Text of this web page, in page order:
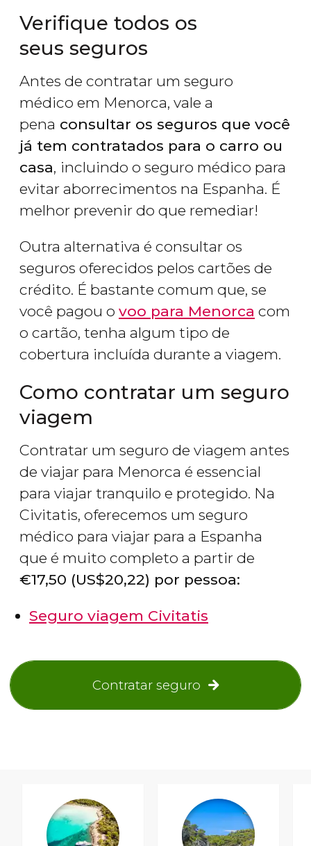
Verifique todos os
seus seguros
Antes de contratar um seguro
médico em Menorca, vale a
pena consultar os seguros que você
já tem contratados para o carro ou
casa, incluindo o seguro médico para
evitar aborrecimentos na Espanha. É
melhor prevenir do que remediar!
Outra alternativa é consultar os
seguros oferecidos pelos cartões de
crédito. É bastante comum que, se
você pagou o voo para Menorca com
o cartão, tenha algum tipo de
cobertura incluída durante a viagem.
Como contratar um seguro
viagem
Contratar um seguro de viagem antes
de viajar para Menorca é essencial
para viajar tranquilo e protegido. Na
Civitatis, oferecemos um seguro
médico para viajar para a Espanha
que é muito completo a partir de
€17,50 (US$20,22) por pessoa:
Seguro viagem Civitatis
Contratar seguro